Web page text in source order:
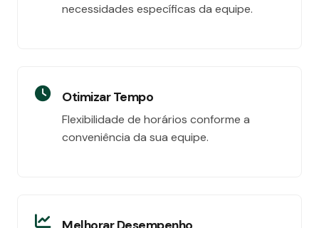
necessidades específicas da equipe.
Otimizar Tempo
Flexibilidade de horários conforme a
conveniência da sua equipe.